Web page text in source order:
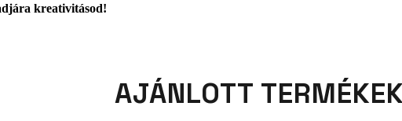
kreativitásod!
AJÁNLOTT TERMÉKEK